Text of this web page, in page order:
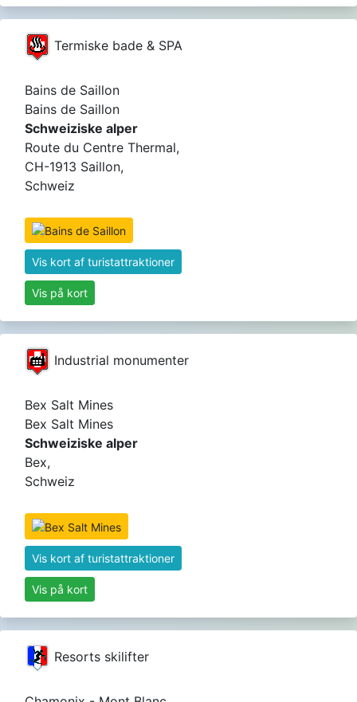
Termiske bade & SPA
Bains de Saillon
Bains de Saillon
Schweiziske alper
Route du Centre Thermal,
CH-1913 Saillon,
Schweiz
Vis kort af turistattraktioner
Vis på kort
Industrial monumenter
Bex Salt Mines
Bex Salt Mines
Schweiziske alper
Bex,
Schweiz
Vis kort af turistattraktioner
Vis på kort
Resorts skilifter